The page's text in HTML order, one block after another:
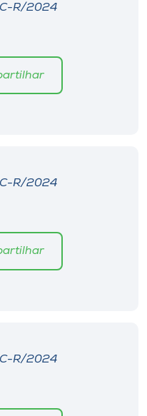
R/2024
R/2024
R/2024